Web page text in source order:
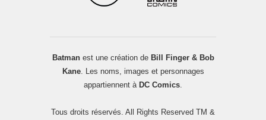
Batmanest une création de Bill Finger & Bob
Kane. Les noms, images et personnages
appartiennent à DC Comics
Tous droits réservés. All Rights Reserved TM &